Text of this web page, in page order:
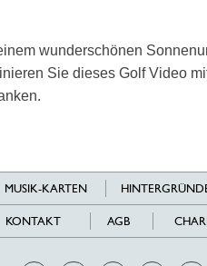
WEIHNACHTEN
WEIN
wunderschönen
Sie dieses Golf Video
MUSIK-KARTEN
KONTAKT AGB